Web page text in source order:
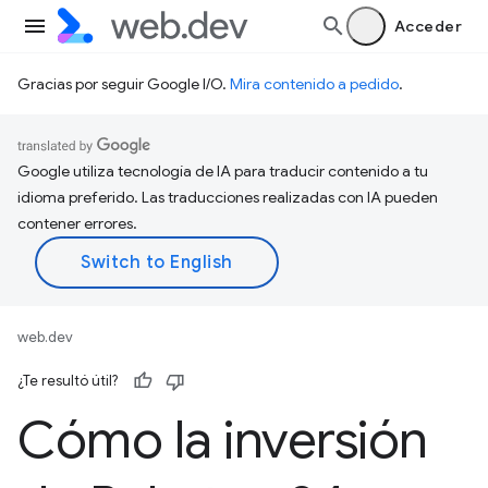
Acceder
Gracias por seguir Google I/O. Mira contenido a pedido.
Google utiliza tecnología de IA para traducir contenido a tu
idioma preferido. Las traducciones realizadas con IA pueden
contener errores.
web.dev
¿Te resultó útil?
Cómo la inversión